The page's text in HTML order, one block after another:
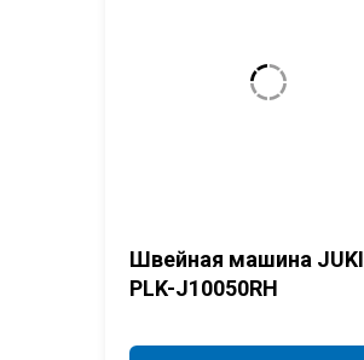
Швейная машина JUKI
PLK-J10050RH